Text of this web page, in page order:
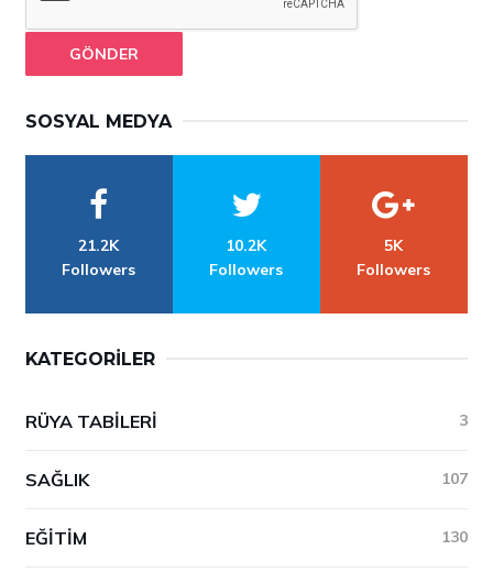
GÖNDER
SOSYAL MEDYA
21.2K
Followers
10.2K
Followers
5K
Followers
KATEGORILER
RÜYA TABILERI 3
SAĞLIK 107
EĞITIM 130